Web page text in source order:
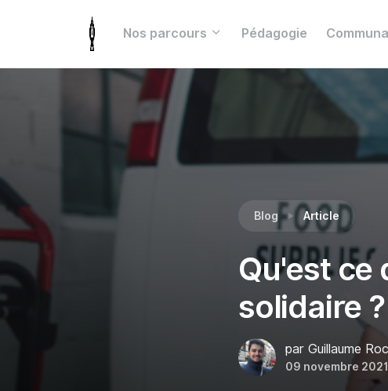
Nos parcours Pédagogie
Blog Article
Qu'est ce
solidaire ?
par Guillaume
09 novembre 2021